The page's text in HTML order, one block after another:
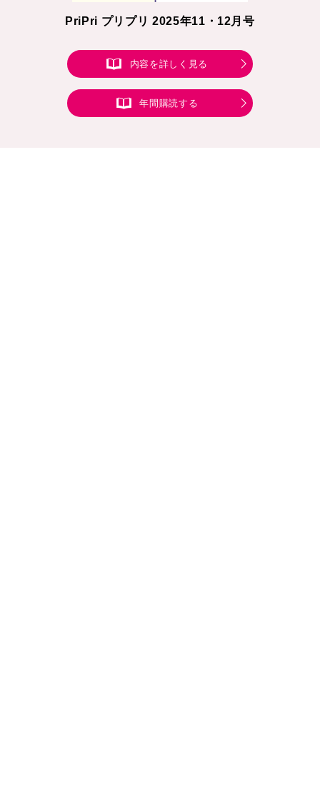
PriPri プリプリ 2025年11・12月号
内容を詳しく見る
年間購読する